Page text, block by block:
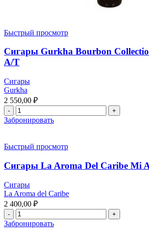
Быстрый просмотр
Сигары Gurkha Bourbon
A/T
Сигары
Gurkha
2 550,00 ₽
Забронировать
Быстрый просмотр
Сигары La Aroma Del Caribe Mi
Сигары
La Aroma del Caribe
2 400,00 ₽
Забронировать